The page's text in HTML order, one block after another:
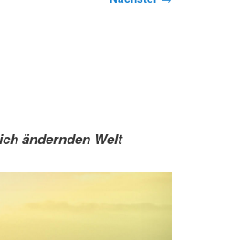
ändernden Welt